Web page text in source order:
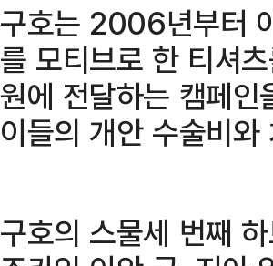
구호는 2006년부터
를 모티브로 한 티셔
원에 전달하는 캠페
이들의 개안 수술비
구호의 스물세 번째